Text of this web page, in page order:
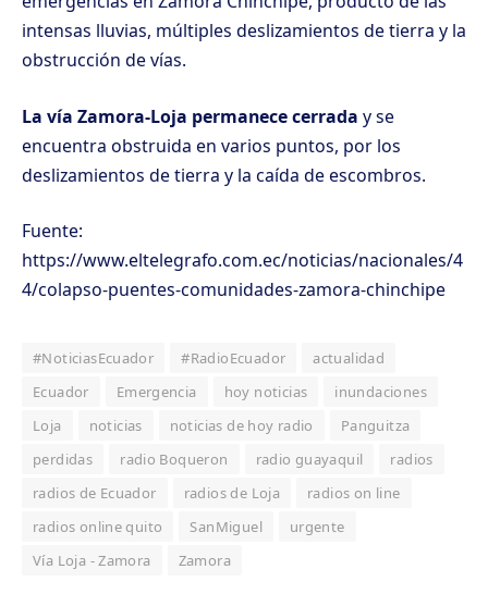
intensas lluvias, múltiples deslizamientos de tierra y la
obstrucción de vías.
La vía Zamora-Loja permanece cerrada y se
encuentra obstruida en varios puntos, por los
deslizamientos de tierra y la caída de escombros.
Fuente:
https://www.eltelegrafo.com.ec/noticias/nacionales/4
4/colapso-puentes-comunidades-zamora-chinchipe
#NoticiasEcuador #RadioEcuador
actualidad
Ecuador
Emergencia hoy noticias
inundaciones
Loja
noticias noticias de hoy radio
Panguitza
perdidas
radio Boqueron radio guayaquil
radios
radios de Ecuador
radios de Loja
radios on line
radios online quito
SanMiguel
urgente
Vía Loja - Zamora
Zamora